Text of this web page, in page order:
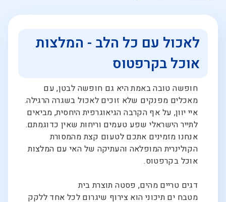
לאכול עם כל הלב - המלצות
אוכל בקרפטוס
חופשה טובה באמת היא גם חופשה לבטן, עם
מאכלים מפנקים שלא זוכים לאכול בשגרה הרגילה.
איי יוון, על אף הקרבה הגיאוגרפית היחסית, מביאים
לתייר הישראלי שפע טעמים וריחות שאין כדוגמתם.
אנחנו מזמינים אתכם לטעום קצת מהמסורת
הקולינרית המופלאה והעתיקה של האי עם המלצות
אוכל בקרפטוס.
דגים טריים מהים, פסטה תוצרת בית
מטבח ים תיכוני הוא צירוף שיגרום לכל אחד ללקק